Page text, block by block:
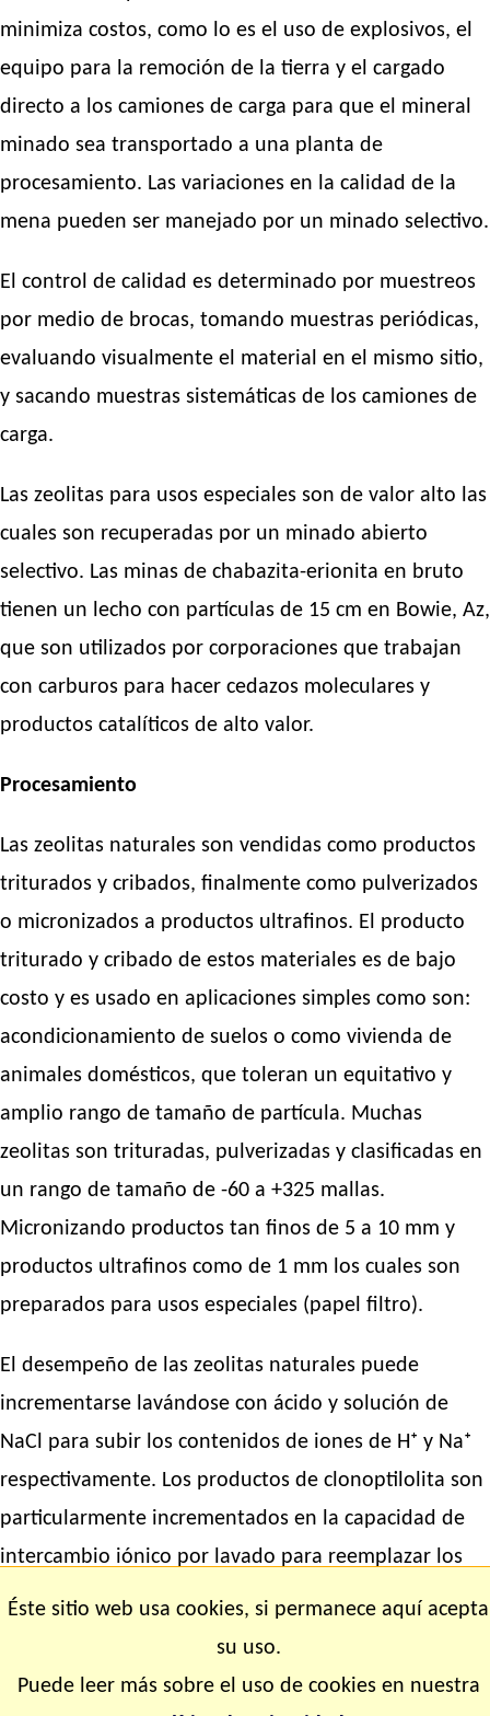
minimiza costos, como lo es el uso de explosivos, el
equipo para la remoción de la tierra y el cargado
directo a los camiones de carga para que el mineral
minado sea transportado a una planta de
procesamiento. Las variaciones en la calidad de la
mena pueden ser manejado por un minado selectivo.
El control de calidad es determinado por muestreos
por medio de brocas, tomando muestras periódicas,
evaluando visualmente el material en el mismo sitio,
y sacando muestras sistemáticas de los camiones de
carga.
Las zeolitas para usos especiales son de valor alto las
cuales son recuperadas por un minado abierto
selectivo. Las minas de chabazita-erionita en bruto
tienen un lecho con partículas de 15 cm en Bowie, Az,
que son utilizados por corporaciones que trabajan
con carburos para hacer cedazos moleculares y
productos catalíticos de alto valor.
Procesamiento
Las zeolitas naturales son vendidas como productos
triturados y cribados, finalmente como pulverizados
o micronizados a productos ultrafinos. El producto
triturado y cribado de estos materiales es de bajo
costo y es usado en aplicaciones simples como son:
acondicionamiento de suelos o como vivienda de
animales domésticos, que toleran un equitativo y
amplio rango de tamaño de partícula. Muchas
zeolitas son trituradas, pulverizadas y clasificadas en
un rango de tamaño de -60 a +325 mallas.
Micronizando productos tan finos de 5 a 10 mm y
productos ultrafinos como de 1 mm los cuales son
preparados para usos especiales (papel filtro).
El desempeño de las zeolitas naturales puede
incrementarse lavándose con ácido y solución de
NaCl para subir los contenidos de iones de H⁺ y Na⁺
respectivamente. Los productos de clonoptilolita son
particularmente incrementados en la capacidad de
intercambio iónico por lavado para reemplazar los
iones de K⁺ por iones de Na⁺. En Bowie, Az, los
y ligeramente calcinados para reducir su friabilidad
Éste sitio web usa cookies, si permanece aquí acepta
su uso.
Puede leer más sobre el uso de cookies en nuestra